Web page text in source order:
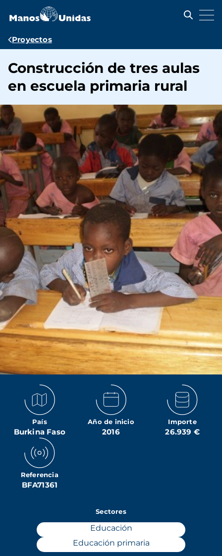
contenido
Ruta
navegación
Proyectos
Construcción de tres aulas
en escuela primaria rural
País
Burkina Faso
Año de inicio
2016
Importe
26.939 €
Referencia
BFA71361
Sectores
Educación
Educación primaria